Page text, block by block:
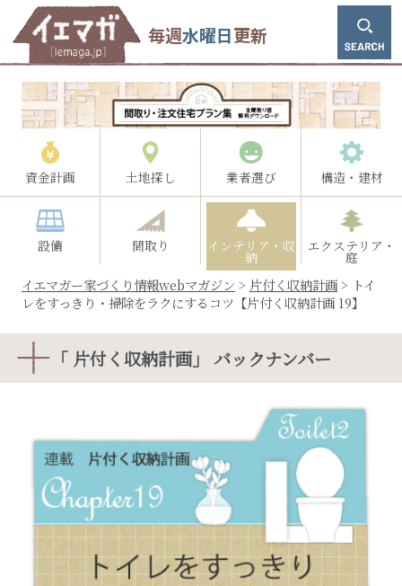
毎週水曜日更新
資金計画 土地探し 業者選び 構造・建材
設備 間取り インテリア・収
納
エクステリア・
庭
イエマガー家づくり情報webマガジン > 片付く収納計画> トイ
レをすっきり・掃除をラクにするコツ【片付く収納計画 19】
「 片付く収納計画」 バックナンバー